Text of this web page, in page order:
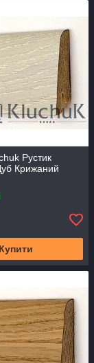
Рустик
Крижаний
Купити